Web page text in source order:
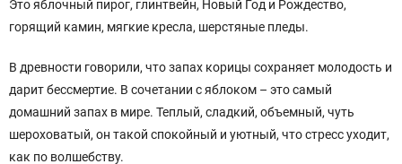
Это яблочный пирог, глинтвейн, Новый Год и Рождество,
горящий камин, мягкие кресла, шерстяные пледы.
В древности говорили, что запах корицы сохраняет молодость и
дарит бессмертие. В сочетании с яблоком – это самый
домашний запах в мире. Теплый, сладкий, объемный, чуть
шероховатый, он такой спокойный и уютный, что стресс уходит,
как по волшебству.